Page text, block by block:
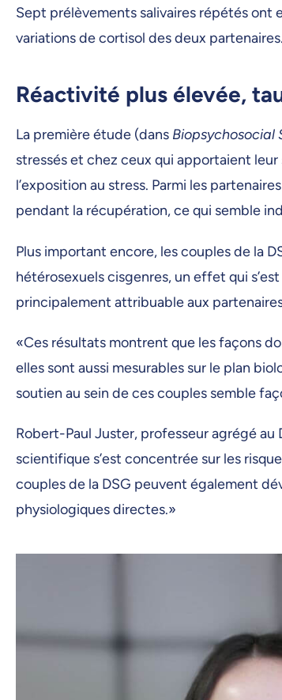
Sept prélèvements salivaires répétés ont
variations de cortisol des deux
Réactivité plus élevée,
La première étude (dans Biopsychosocial
stressés et chez ceux qui apportaient
l’exposition au stress. Parmi les
pendant la récupération, ce qui semble
Plus important encore, les couples de la
hétérosexuels cisgenres, un effet qui
principalement attribuable aux
«Ces résultats montrent que les façons
elles sont aussi mesurables sur le plan
soutien au sein de ces couples semble
Robert-Paul Juster, professeur agrégé
scientifique s’est concentrée sur les
couples de la DSG peuvent également
physiologiques directes.»